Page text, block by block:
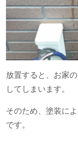
放置すると、お家
してしまいます。
そのため、塗装に
です。